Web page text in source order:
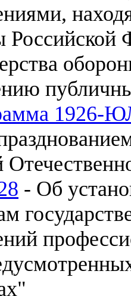
Российской
1926-
- Об